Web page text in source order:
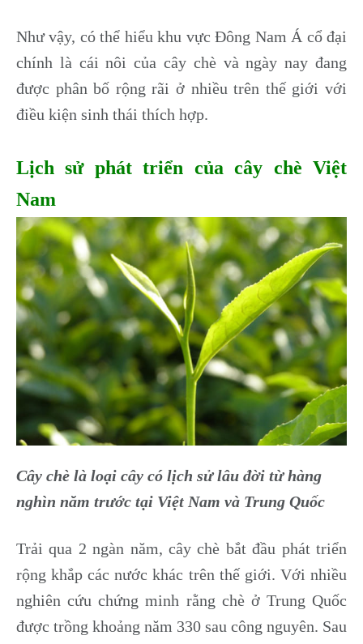
Như vậy, có thể hiểu khu vực Đông Nam Á cổ đại
chính là cái nôi của cây chè và ngày nay đang
được phân bố rộng rãi ở nhiều trên thế giới với
điều kiện sinh thái thích hợp.
Lịch sử phát triển của cây chè Việt
Nam
Cây chè là loại cây có lịch sử lâu đời từ hàng
nghìn năm trước tại Việt Nam và Trung Quốc
Trải qua 2 ngàn năm, cây chè bắt đầu phát triển
rộng khắp các nước khác trên thế giới. Với nhiều
nghiên cứu chứng minh rằng chè ở Trung Quốc
được trồng khoảng năm 330 sau công nguyên. Sau